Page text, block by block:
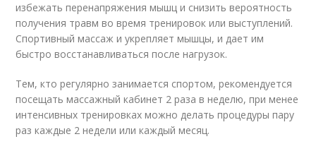
избежать перенапряжения мышц и снизить вероятность
получения травм во время тренировок или выступлений.
Спортивный массаж и укрепляет мышцы, и дает им
быстро восстанавливаться после нагрузок.
Тем, кто регулярно занимается спортом, рекомендуется
посещать массажный кабинет 2 раза в неделю, при менее
интенсивных тренировках можно делать процедуры пару
раз каждые 2 недели или каждый месяц.